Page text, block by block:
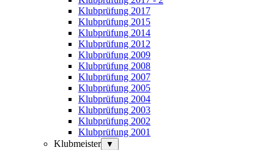
Klubprüfung 2017
Klubprüfung 2015
Klubprüfung 2014
Klubprüfung 2012
Klubprüfung 2009
Klubprüfung 2008
Klubprüfung 2007
Klubprüfung 2005
Klubprüfung 2004
Klubprüfung 2003
Klubprüfung 2002
Klubprüfung 2001
Klubmeister
▼